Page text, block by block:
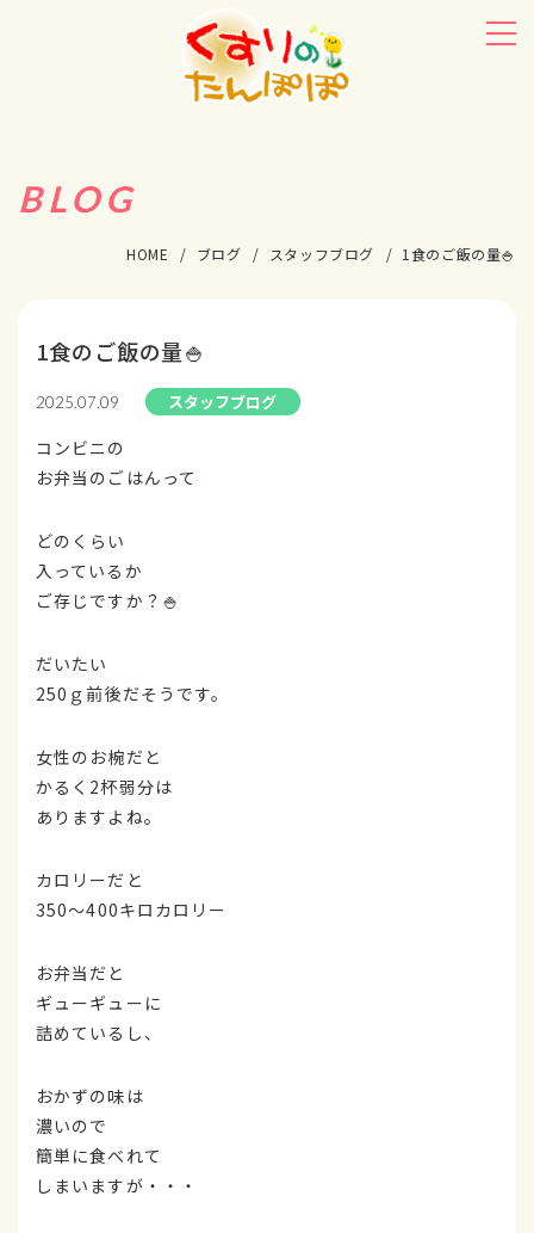
BLOG
HOME ブログ スタッフブログ 1食のご飯の量🍚
1食のご飯の量🍚
2025.07.09 スタッフブログ
コンビニの
お弁当のごはんって
どのくらい
入っているか
ご存じですか？🍚
だいたい
250ｇ前後だそうです。
女性のお椀だと
かるく2杯弱分は
ありますよね。
カロリーだと
350～400キロカロリー
お弁当だと
ギューギューに
詰めているし、
おかずの味は
濃いので
簡単に食べれて
しまいますが・・・